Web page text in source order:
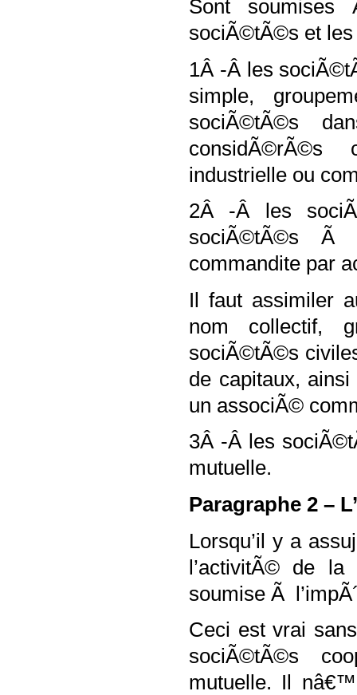
Sont
sociÃ©tÃ©s et
1Â -Â les
simple,
sociÃ©tÃ©s
considÃ©rÃ©s
industrielle ou
2Â -Â les
sociÃ©tÃ©s Ã
commandite par
Il faut assimiler
nom collectif,
sociÃ©tÃ©s
de capitaux,
un associÃ©
3Â -Â les
mutuelle.
Paragraphe 2 –
Lorsqu’il y a
l’activitÃ© de la
soumise Ã
Ceci est vrai
sociÃ©tÃ©s
mutuelle. Il